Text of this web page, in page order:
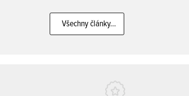
Všechny články...